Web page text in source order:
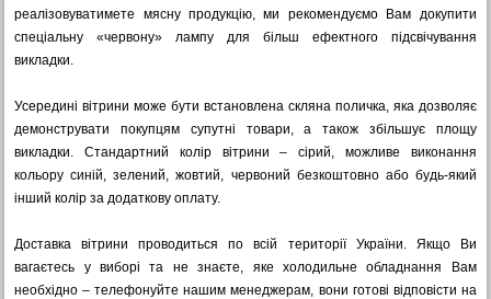
реалізовуватимете мясну продукцію, ми рекомендуємо Вам докупити
спеціальну «червону» лампу для більш ефектного підсвічування
викладки.
Усередині вітрини може бути встановлена ​​скляна поличка, яка дозволяє
демонструвати покупцям супутні товари, а також збільшує площу
викладки. Стандартний колір вітрини – сірий, можливе виконання
кольору синій, зелений, жовтий, червоний безкоштовно або будь-який
інший колір за додаткову оплату.
Доставка вітрини проводиться по всій території України. Якщо Ви
вагаєтесь у виборі та не знаєте, яке холодильне обладнання Вам
необхідно – телефонуйте нашим менеджерам, вони готові відповісти на